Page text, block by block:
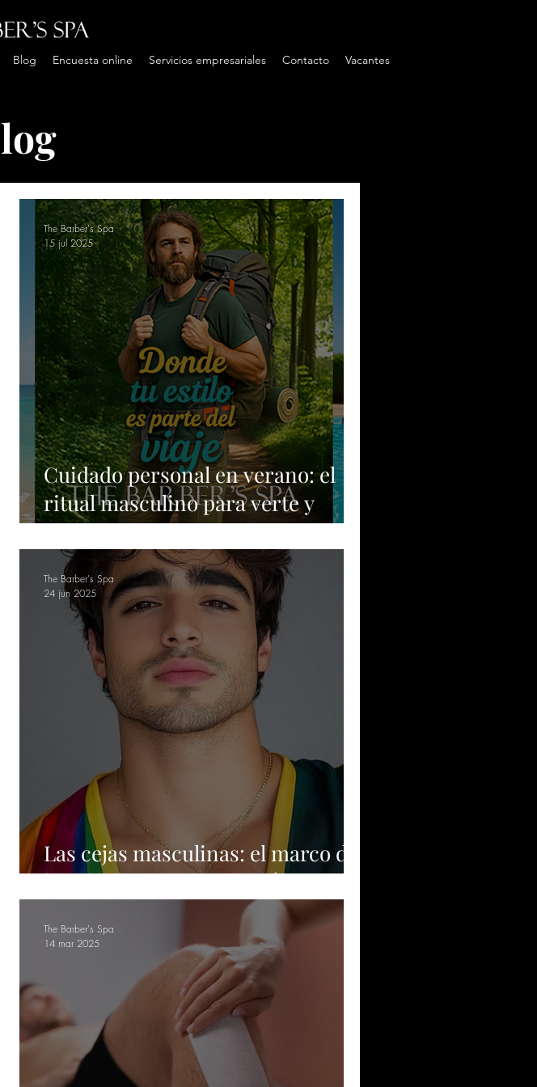
Blog Encuesta online Servicios empresariales Contacto Vacantes
Masajes
Cuidado personal en verano: el
ritual masculino para verte y
sentirte mejor
The Barber's Spa
15 jul 2025
Las cejas masculinas: el marco de
la mirada que grita “aquí estoy”
The Barber's Spa
24 jun 2025
The Barber's Spa
14 mar 2025